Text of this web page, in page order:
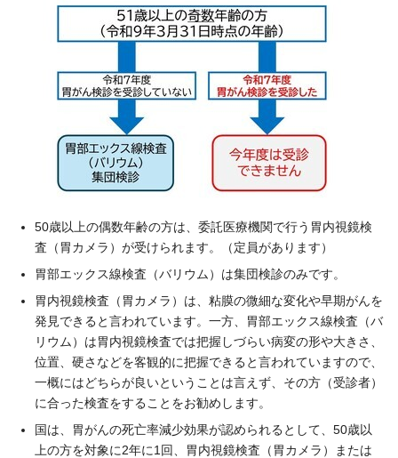
50歳以上の偶数年齢の方は、委託医療機関で行う胃内視鏡検
査（胃カメラ）が受けられます。（定員があります）
胃部エックス線検査（バリウム）は集団検診のみです。
胃内視鏡検査（胃カメラ）は、粘膜の微細な変化や早期がんを
発見できると言われています。一方、胃部エックス線検査（バ
リウム）は胃内視鏡検査では把握しづらい病変の形や大きさ、
位置、硬さなどを客観的に把握できると言われていますので、
一概にはどちらが良いということは言えず、その方（受診者）
に合った検査をすることをお勧めします。
国は、胃がんの死亡率減少効果が認められるとして、50歳以
上の方を対象に2年に1回、胃内視鏡検査（胃カメラ）または